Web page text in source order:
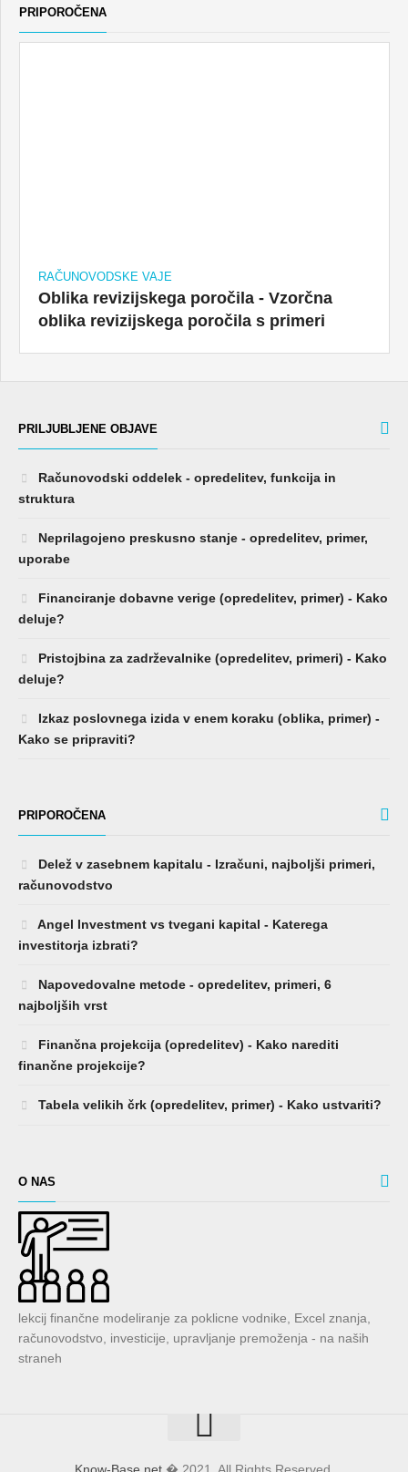
PRIPOROČENA
RAČUNOVODSKE VAJE
Oblika revizijskega poročila - Vzorčna
oblika revizijskega poročila s primeri
PRILJUBLJENE OBJAVE
Računovodski oddelek - opredelitev, funkcija in
struktura
Neprilagojeno preskusno stanje - opredelitev, primer,
uporabe
Financiranje dobavne verige (opredelitev, primer) - Kako
deluje?
Pristojbina za zadrževalnike (opredelitev, primeri) - Kako
deluje?
Izkaz poslovnega izida v enem koraku (oblika, primer) -
Kako se pripraviti?
PRIPOROČENA
Delež v zasebnem kapitalu - Izračuni, najboljši primeri,
računovodstvo
Angel Investment vs tvegani kapital - Katerega
investitorja izbrati?
Napovedovalne metode - opredelitev, primeri, 6
najboljših vrst
Finančna projekcija (opredelitev) - Kako narediti
finančne projekcije?
Tabela velikih črk (opredelitev, primer) - Kako ustvariti?
O NAS
lekcij finančne modeliranje za poklicne vodnike, Excel znanja,
računovodstvo, investicije, upravljanje premoženja - na naših
straneh